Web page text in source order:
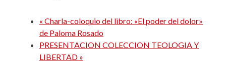
« Charla-coloquio del libro: «El poder del dolor»
de Paloma Rosado
PRESENTACION COLECCION TEOLOGIA Y
LIBERTAD »